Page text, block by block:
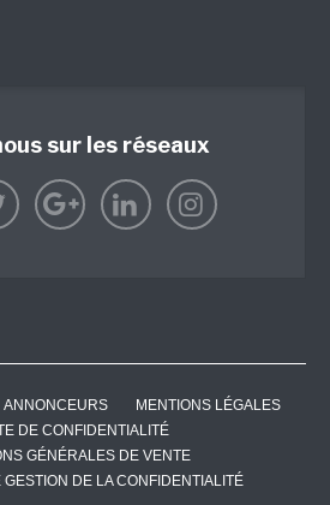
sur les réseaux
ANNONCEURS
MENTIONS LÉGALES
DE CONFIDENTIALITÉ
GÉNÉRALES DE VENTE
GESTION DE LA CONFIDENTIALITÉ